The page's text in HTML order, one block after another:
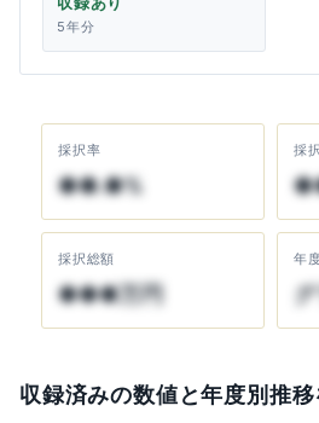
5年分
採択率
●●.●%
採
採択総額
●●●万円
年
収録済みの数値と年度別推